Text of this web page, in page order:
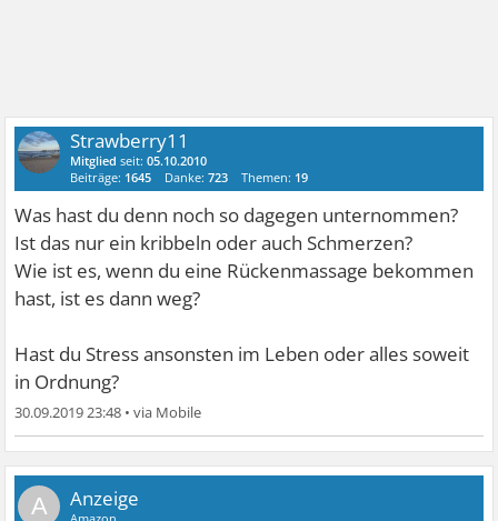
Strawberry11
Mitglied seit:05.10.2010
Beiträge: 1645 Danke:723 Themen: 19
Was hast du denn noch so dagegen unternommen?
Ist das nur ein kribbeln oder auch Schmerzen?
Wie ist es, wenn du eine Rückenmassage bekommen
hast, ist es dann weg?
Hast du Stress ansonsten im Leben oder alles soweit
in Ordnung?
30.09.2019 23:48 •
A